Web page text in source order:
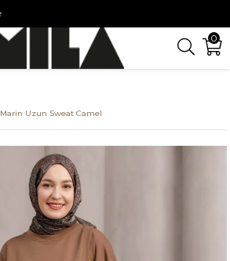
0
Marin Uzun Sweat Camel